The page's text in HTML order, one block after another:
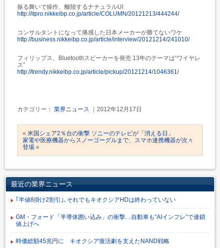
振る舞いで操作、離陸するナチュラルUI
http://itpro.nikkeibp.co.jp/article/COLUMN/20121213/444244/
コンサルタントになって痛感した日本メーカーが勝てないワケ
http://business.nikkeibp.co.jp/article/interview/20121214/241010/
フィリップス、Bluetoothスピーカーを発売 13年のテーマは“ワイヤレ
ス”
http://trendy.nikkeibp.co.jp/article/pickup/20121214/1046361/
カテゴリー： 業界ニュース ｜2012年12月17日
« 米国シェア2％台の衝撃 ソニーのテレビが「消える日」
家電や医療機器からスノーゴーグルまで、スマホ連携機器が次々
登場 »
最近の業界ニュース
｢半値8掛け2割引｣､それでもキオクシアHDは終わっていない
GM・フォード「半導体囲い込み」の衝撃…自動車も“AIインフレ”で連鎖
値上げへ
時価総額45兆円に キオクシア復活劇を支えたNAND戦略